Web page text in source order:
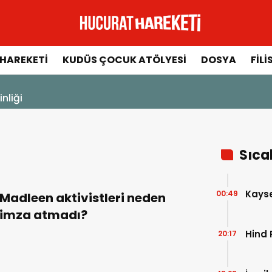
KUDÜS ÇOCUK ATÖLYESI DOSYA
Madleen aktivistleri neden
imza atmadı?
00:49
Hind
20:17